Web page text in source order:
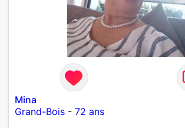
Mina
Grand-Bois - 72 ans